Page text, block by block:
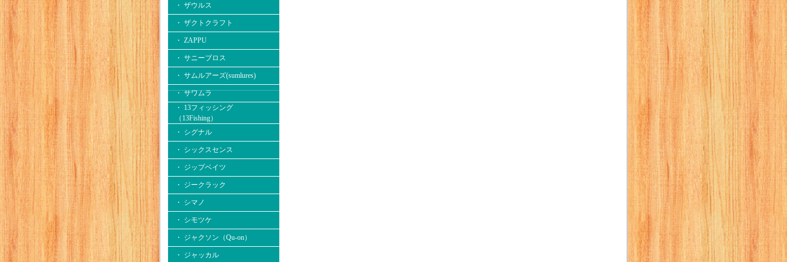
・ ザウルス
・ ザクトクラフト
・ ZAPPU
・ サニーブロス
・ サムルアーズ(sumlures)
・ サワムラ
・ 13フィッシング
（13Fishing）
・ シグナル
・ シックスセンス
・ ジップベイツ
・ ジークラック
・ シマノ
・ シモツケ
・ ジャクソン（Qu-on）
・ ジャッカル